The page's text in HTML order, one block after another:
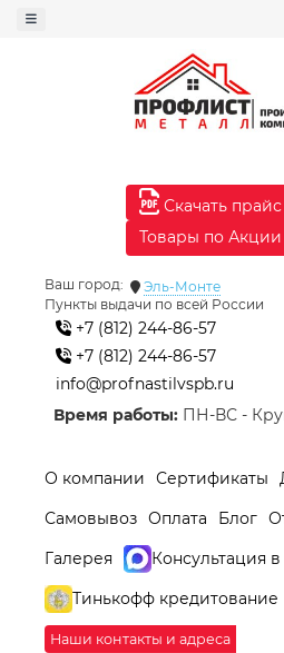
Скачать прайс
Товары по Акции
Ваш город:
Эль-Монте
Пункты выдачи по всей России
+7 (812) 244-86-57
+7 (812) 244-86-57
info@profnastilvspb.ru
Время работы: ПН-ВС -
О компании Сертификаты
Самовывоз Оплата Блог
Галерея
Консультация в
Тинькофф кредитование
Наши контакты и адреса